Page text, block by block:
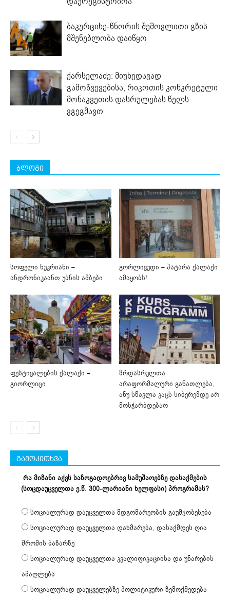
ბაკურციხე-წნორის შემოვლითი გზის
მშენებლობა დაიწყო
ქარსელაძე: მიუხედავად
გამოწვევებისა, რიკოთის კონკრეტული
მონაკვეთის დასრულებას წელს
ვგეგმავთ
ბლოგი
სოფელი ნუკრიანი –
ანდრონიკაანთ უბნის ამბები
გორლივუდი – პატარა ქალაქი
ამაყობს!
ფესტივალების ქალაქი –
გიორლიცი
ზრდასრულთა
არაფორმალური განათლება,
ანუ სწავლა კაცს სიბერემდე არ
მოსჭარბდებაო
გამოკითხვა
რა მიზანი აქვს საზოგადოებრივ სამუშაოებზე დასაქმების
(სოცდაუცველთა ე.წ. 300-ლარიანი ხელფასი) პროგრამას?
სოციალურად დაუცველთა მდგომარეობის გაუმჯობესება
სოციალურად დაუცველთა დახმარება, დასაქმდეს ღია
შრომის ბაზარზე
სოციალურად დაუცველთა კვალიფიკაციისა და უნარების
ამაღლება
სოციალურად დაუცველებზე პოლიტიკური ზემოქმედება